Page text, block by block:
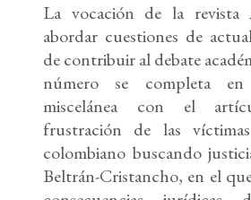
La vocación de la revista
abordar cuestiones de
de contribuir al debate
número se completa
miscelánea con el
frustración de las
colombiano buscando
Beltrán-Cristancho, en el